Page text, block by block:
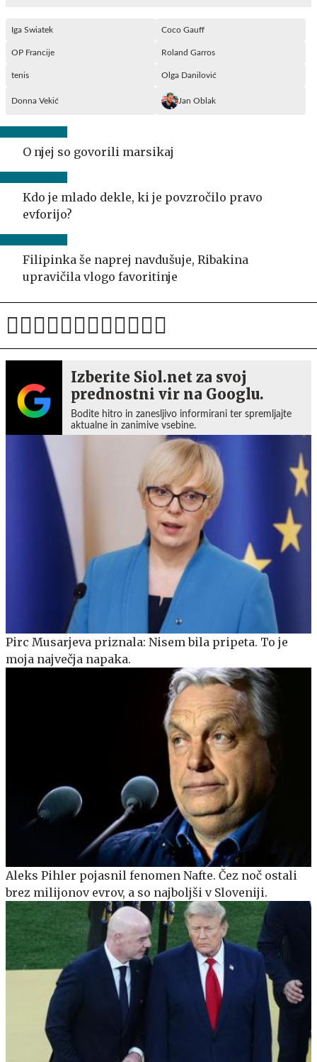
Iga Swiatek Coco Gauff
OP Francije Roland Garros
tenis Olga Danilović
Donna Vekić Jan Oblak
O njej so govorili marsikaj
Kdo je mlado dekle, ki je povzročilo pravo
evforijo?
Filipinka še naprej navdušuje, Ribakina
upravičila vlogo favoritinje
Izberite Siol.net za svoj
prednostni vir na Googlu.
Bodite hitro in zanesljivo informirani ter spremljajte
aktualne in zanimive vsebine.
Pirc Musarjeva priznala: Nisem bila pripeta. To je
moja največja napaka.
Aleks Pihler pojasnil fenomen Nafte. Čez noč ostali
brez milijonov evrov, a so najboljši v Sloveniji.